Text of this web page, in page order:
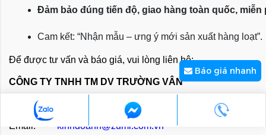
Đảm bảo đúng tiến độ, giao hàng toàn quốc, miễn
Cam kết: “Nhận mẫu – ưng ý mới sản xuất hàng loạt”.
Để được tư vấn và báo giá, vui lòng liên hệ:
CÔNG TY TNHH TM DV TRƯỜNG VÂN
Hotline: 090 313 2585 - 0777 954 006
Email: kinhdoanh@zumi.com.vn
Báo giá nhanh